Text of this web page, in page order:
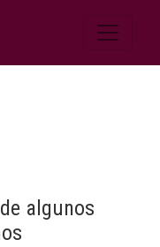
algunos